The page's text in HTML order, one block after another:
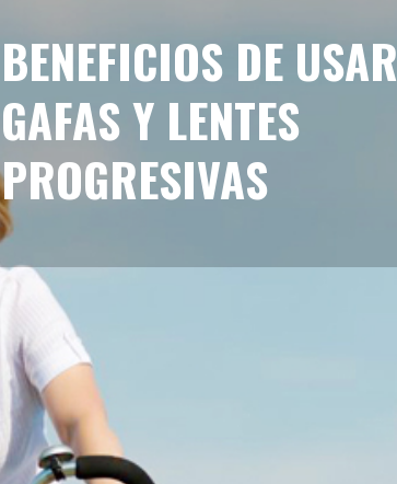
BENEFICIOS DE USAR
GAFAS Y LENTES
PROGRESIVAS